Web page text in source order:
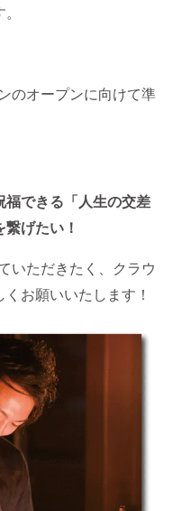
のオープンに向けて準
できる「人生の交差
げたい！
いただきたく、クラウ
お願いいたします！